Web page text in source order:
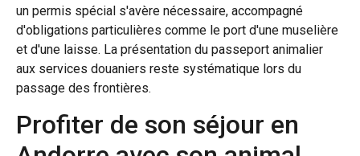
un permis spécial s'avère nécessaire, accompagné
d'obligations particulières comme le port d'une muselière
et d'une laisse. La présentation du passeport animalier
aux services douaniers reste systématique lors du
passage des frontières.
Profiter de son séjour en